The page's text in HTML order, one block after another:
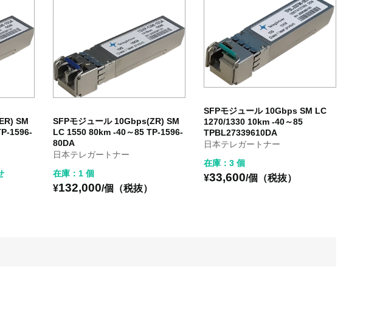
SM
1596-
SFPモジュール 10Gbps(ZR) SM
LC 1550 80km -40～85 TP-1596-
80DA
日本テレガートナー
在庫：1 個
¥132,000/個（税抜）
SFPモジュール 10Gbps SM LC
1270/1330 10km -40～85
TPBL27339610DA
日本テレガートナー
在庫：3 個
¥33,600/個（税抜）